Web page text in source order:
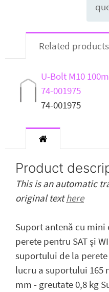
Related products
U-Bolt M10
74-001975
74-001975
Product
This is an automatic
original texthere
Suport antenă cu
perete pentru SAT și
suportului de la
lucru a suportului 165
mm - greutate 0,8 kg